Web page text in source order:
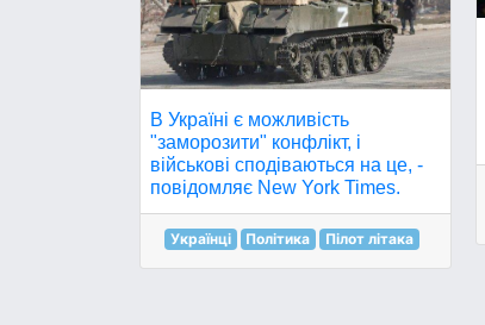
В Україні є можливість
"заморозити" конфлікт, і
військові сподіваються на це, -
повідомляє New York Times.
Українці Політика Пілот літака